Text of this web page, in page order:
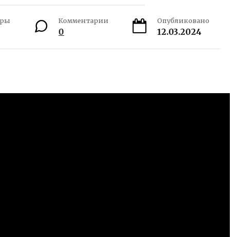
Комментарии
0
Опубликовано
12.03.2024